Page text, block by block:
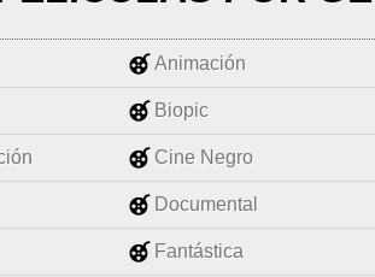
Animación
Biopic
Cine Negro
Documental
Fantástica